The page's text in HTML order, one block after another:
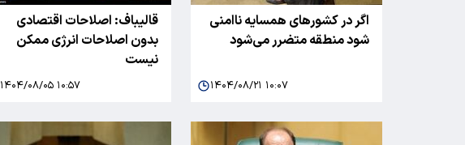
اگر در کشور‌های همسایه ناامنی
شود منطقه متضرر می‌شود
۱۴۰۴/۰۸/۲۱ ۱۰:۰۷
قالیباف: اصلاحات اقتصادی
بدون اصلاحات انرژی ممکن
نیست
۱۴۰۴/۰۸/۰۵ ۱۰:۵۷